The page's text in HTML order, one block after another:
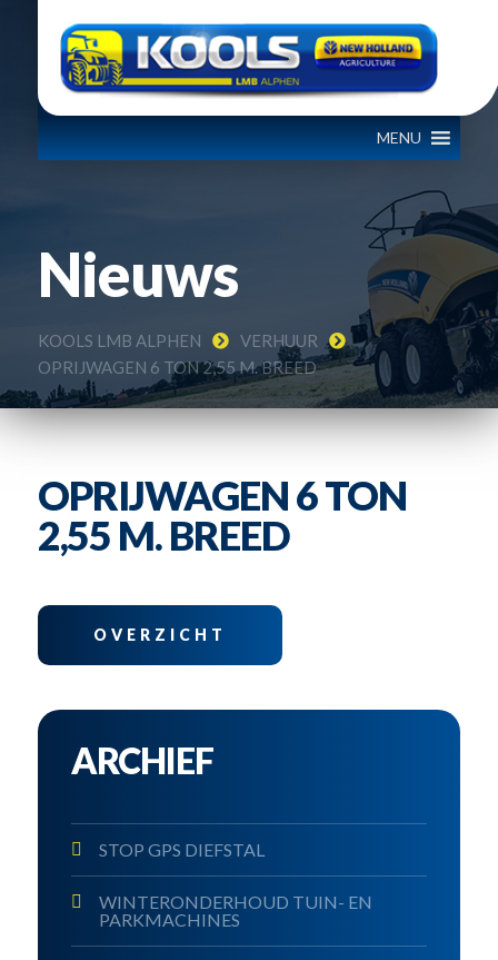
MENU
Nieuws
KOOLS LMB ALPHEN
VERHUUR
OPRIJWAGEN 6 TON 2,55 M. BREED
OPRIJWAGEN 6 TON
2,55 M. BREED
OVERZICHT
ARCHIEF
STOP GPS DIEFSTAL
WINTERONDERHOUD TUIN- EN
PARKMACHINES